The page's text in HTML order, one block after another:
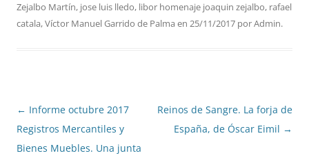
Zejalbo Martín, jose luis lledo, libor homenaje joaquin zejalbo, rafael
catala,Víctor Manuel Garrido de Palma en 25/11/2017 porAdmin.
Navegación
de
entradas
← Informe octubre 2017
Registros Mercantiles y
Bienes Muebles. Una junta
Reinos de Sangre. La forja de
España, de Óscar Eimil →